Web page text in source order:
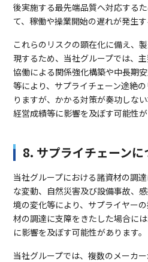
後実施する最先端品質へ対応する
て、稼働や操業開始の遅れが発生す
これらのリスクの顕在化に備え、
現するため、当社グループでは、
協働による関係強化構築や中長期
等により、サプライチェーン途絶
りますが、かかる対策が奏功しな
経営成績等に影響を及ぼす可能性が
8. サプライチェーンに
当社グループにおける諸資材の調
な変動、自然災害及び設備事故、
境の変化等により、サプライヤー
材の調達に支障をきたした場合に
に影響を及ぼす可能性があります。
当社グループでは、複数のメーカ